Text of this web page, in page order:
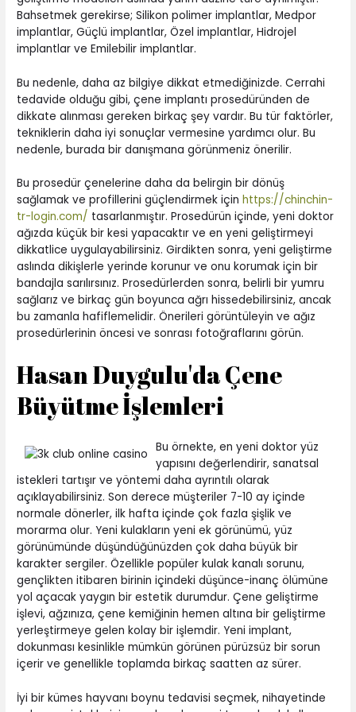
Bahsetmek gerekirse; Silikon polimer implantlar, Medpor
implantlar, Güçlü implantlar, Özel implantlar, Hidrojel
implantlar ve Emilebilir implantlar.
Bu nedenle, daha az bilgiye dikkat etmediğinizde. Cerrahi
tedavide olduğu gibi, çene implantı prosedüründen de
dikkate alınması gereken birkaç şey vardır. Bu tür faktörler,
tekniklerin daha iyi sonuçlar vermesine yardımcı olur. Bu
nedenle, burada bir danışmana görünmeniz önerilir.
Bu prosedür çenelerine daha da belirgin bir dönüş
sağlamak ve profillerini güçlendirmek içinhttps://chinchin-
tr-login.com/ tasarlanmıştır. Prosedürün içinde, yeni doktor
ağızda küçük bir kesi yapacaktır ve en yeni geliştirmeyi
dikkatlice uygulayabilirsiniz. Girdikten sonra, yeni geliştirme
aslında dikişlerle yerinde korunur ve onu korumak için bir
bandajla sarılırsınız. Prosedürlerden sonra, belirli bir yumru
sağlarız ve birkaç gün boyunca ağrı hissedebilirsiniz, ancak
bu zamanla hafiflemelidir. Önerileri görüntüleyin ve ağız
prosedürlerinin öncesi ve sonrası fotoğraflarını görün.
Hasan Duygulu'da Çene
Büyütme İşlemleri
Bu örnekte, en yeni doktor yüz
yapısını değerlendirir, sanatsal
istekleri tartışır ve yöntemi daha ayrıntılı olarak
açıklayabilirsiniz. Son derece müşteriler 7-10 ay içinde
normale dönerler, ilk hafta içinde çok fazla şişlik ve
morarma olur. Yeni kulakların yeni ek görünümü, yüz
görünümünde düşündüğünüzden çok daha büyük bir
karakter sergiler. Özellikle popüler kulak kanalı sorunu,
gençlikten itibaren birinin içindeki düşünce-inanç ölümüne
yol açacak yaygın bir estetik durumdur. Çene geliştirme
işlevi, ağzınıza, çene kemiğinin hemen altına bir geliştirme
yerleştirmeye gelen kolay bir işlemdir. Yeni implant,
dokunması kesinlikle mümkün görünen pürüzsüz bir sorun
içerir ve genellikle toplamda birkaç saatten az sürer.
İyi bir kümes hayvanı boynu tedavisi seçmek, nihayetinde